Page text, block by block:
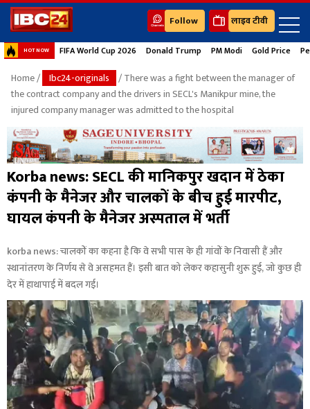
Follow लाइव टीवी
HOT NOW FIFA World Cup 2026 Donald Trump PM Modi Gold Price
Home/ Ibc24-originals
/ There was a fight between the manager of
the contract company and the drivers in SECL's Manikpur mine, the
injured company manager was admitted to the hospital
Korba news: SECL की मानिकपुर खदान में ठेका
कंपनी के मैनेजर और चालकों के बीच हुई मारपीट,
घायल कंपनी के मैनेजर अस्पताल में भर्ती
korba news: चालकों का कहना है कि वे सभी पास के ही गांवों के निवासी हैं और
स्थानांतरण के निर्णय से वे असहमत हैं। इसी बात को लेकर कहासुनी शुरू हुई, जो कुछ ही
देर में हाथापाई में बदल गई।